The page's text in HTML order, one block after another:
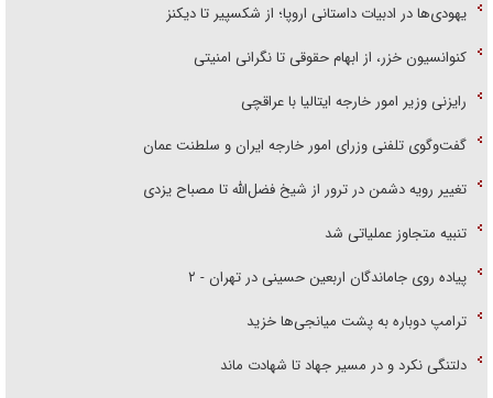
یهودی‌ها در ادبیات داستانی اروپا؛ از شکسپیر تا دیکنز
کنوانسیون خزر، از ابهام حقوقی تا نگرانی امنیتی
رایزنی وزیر امور خارجه ایتالیا با عراقچی
گفت‌وگوی تلفنی وزرای امور خارجه ایران و سلطنت عمان
تغییر رویه دشمن در ترور از شیخ فضل‌الله تا مصباح یزدی
تنبیه متجاوز عملیاتی شد
پیاده روی جاماندگان اربعین حسینی در تهران - ۲
ترامپ دوباره به پشت میانجی‌ها خزید
دلتنگی نکرد و در مسیر جهاد تا شهادت ماند